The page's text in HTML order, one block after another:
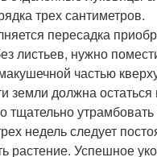
трех сантиметров.
пересадка
листьев, нужно
частью
земли должна
тщательно утрамбовать
недель следует
растение. Успешное